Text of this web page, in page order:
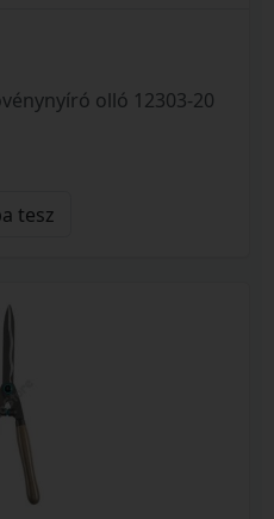
olló 12303-20
tesz